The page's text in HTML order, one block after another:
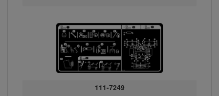
111-7249